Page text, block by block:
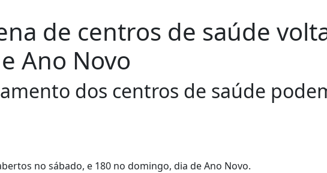
de centros de saúde
Ano Novo
dos centros de saúde
no sábado, e 180 no domingo, dia de Ano Novo.